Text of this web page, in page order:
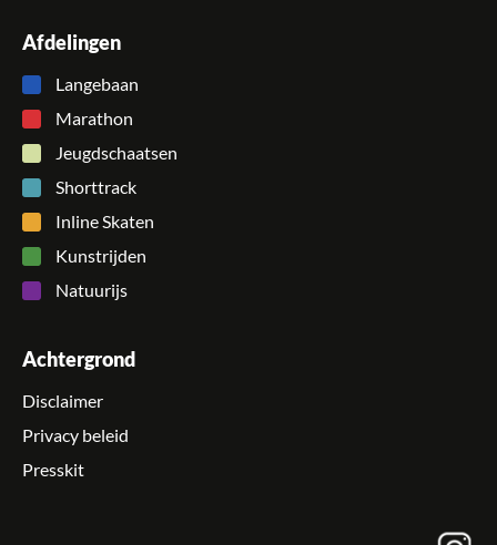
Afdelingen
Langebaan
Marathon
Jeugdschaatsen
Shorttrack
Inline Skaten
Kunstrijden
Natuurijs
Achtergrond
Disclaimer
Privacy beleid
Presskit